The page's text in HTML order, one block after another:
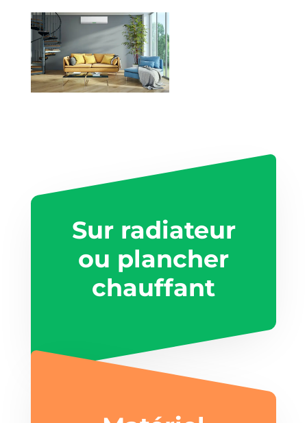
Sur radiateur
ou plancher
chauffant